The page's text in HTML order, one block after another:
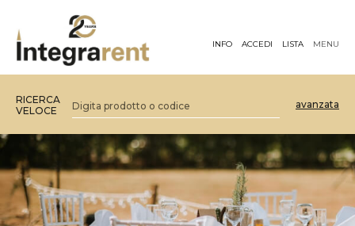
INFO ACCEDI LISTA MENU
RICERCA
VELOCE
avanzata